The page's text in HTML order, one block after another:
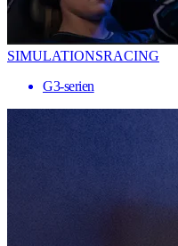
SIMULATIONSRACING
G3-serien